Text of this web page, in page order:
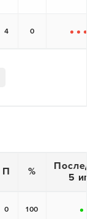
4 0
- - -
П %
5 игр
0 100
+